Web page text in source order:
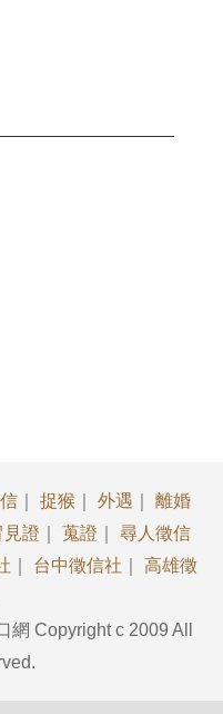
捉猴 外遇
離婚
見證 蒐證
尋人徵信
台中徵信社
高雄徵
網 Copyright c 2009 All